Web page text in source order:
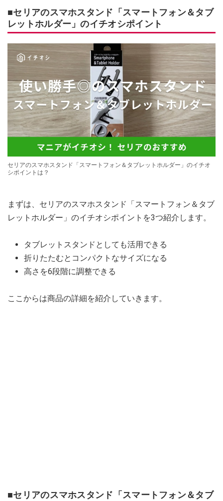
■セリアのスマホスタンド「スマートフォン＆タブ
レットホルダー」のイチオシポイント
セリアのスマホスタンド「スマートフォン＆タブレットホルダー」のイチオ
シポイントは？
まずは、セリアのスマホスタンド「スマートフォン＆タブ
レットホルダー」のイチオシポイントを3つ紹介します。
タブレットスタンドとしても活用できる
折りたたむとコンパクトなサイズになる
高さを6段階に調整できる
ここからは商品の詳細を紹介していきます。
■セリアのスマホスタンド「スマートフォン＆タブ